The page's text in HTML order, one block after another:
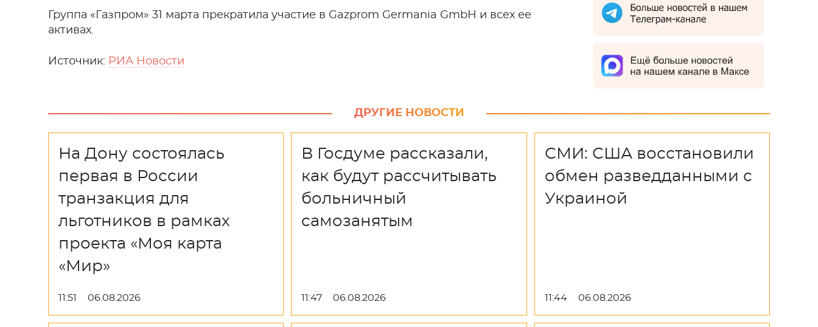
Группа «Газпром» 31 марта прекратила участие в Gazprom Germania GmbH и всех ее
активах.
Источник: РИА Новости
ДРУГИЕ НОВОСТИ
На Дону состоялась
первая в России
транзакция для
льготников в рамках
проекта «Моя карта
«Мир»
11:51 06.08.2026
В Госдуме рассказали,
как будут рассчитывать
больничный
самозанятым
11:47 06.08.2026
СМИ: США восстановили
обмен разведданными с
Украиной
11:44 06.08.2026